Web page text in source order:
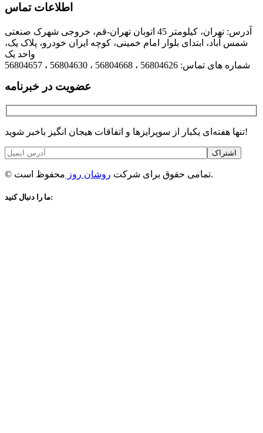
اطلاعات تماس
آدرس: تهران، کیلومتر 45 اتوبان تهران-قم، خروجی شهرک صنعتی
شمس آباد، ابتدای بلوار امام خمینی، کوچه ایران خودرو، پلاک یک،
واحد یک
شماره های تماس: 56804626 ، 56804668 ، 56804630 ، 56804657
عضویت در خبرنامه
تنها هفته‌ای یکبار از سوپرایزها و اتفاقات هیجان انگیز باخبر شوید!
اشتراک
© تمامی حقوق برای شرکت روشان روز محفوظ است.
ما را دنبال کنید: